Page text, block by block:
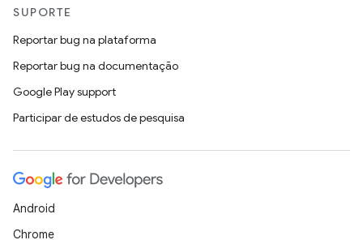
SUPORTE
Reportar bug na plataforma
Reportar bug na documentação
Google Play support
Participar de estudos de pesquisa
Android
Chrome